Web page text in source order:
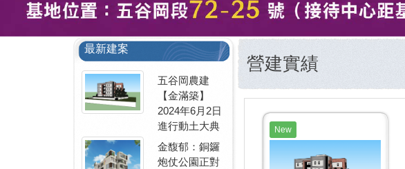
最新建案
五谷岡農建
【金滿築】
2024年6月2日
進行動土大典
金馥郁：銅鑼
炮仗公園正對
營建實績
New